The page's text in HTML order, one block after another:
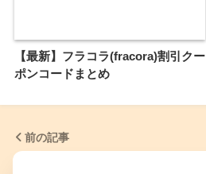
【最新】フラコラ(fracora)割引クー
ポンコードまとめ
前の記事